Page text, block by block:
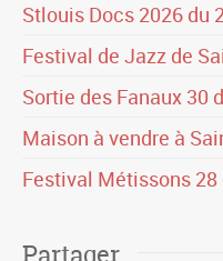
Stlouis Docs 2026 du
Festival de Jazz de
Sortie des Fanaux 30
Maison à vendre à
Festival Métissons